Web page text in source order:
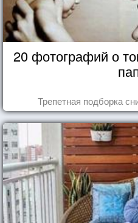
20 фотографий о
Трепетная подборка